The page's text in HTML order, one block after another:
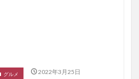
グルメ 2022年3月25日